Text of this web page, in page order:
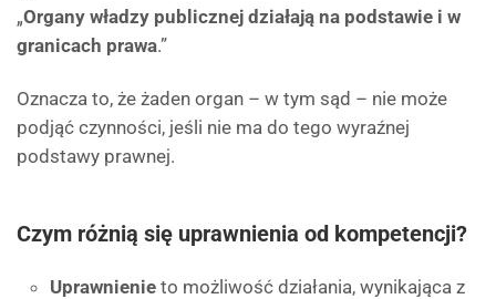
„Organy władzy publicznej działają na podstawie i w
granicach prawa.”
Oznacza to, że żaden organ – w tym sąd – nie może
podjąć czynności, jeśli nie ma do tego wyraźnej
podstawy prawnej.
Czym różnią się uprawnienia od kompetencji?
Uprawnienie to możliwość działania, wynikająca z